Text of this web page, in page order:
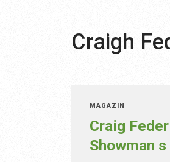
Craigh
MAGAZÍN
Craig
Showman